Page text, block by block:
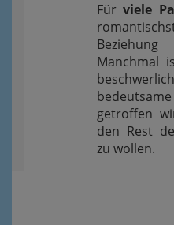
Fürviele
Manchmal
getroffen
den Rest
zu wollen.